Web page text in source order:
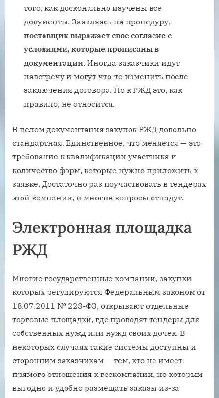
того, как досконально изучены все
документы. Заявляясь на процедуру,
поставщик выражает свое согласие с
условиями, которые прописаны в
документации. Иногда заказчики идут
навстречу и могут что-то изменить после
заключения договора. Но к РЖД это, как
правило, не относится.
В целом документация закупок РЖД довольно
стандартная. Единственное, что меняется — это
требование к квалификации участника и
количество форм, которые нужно приложить к
заявке. Достаточно раз поучаствовать в тендерах
этой компании, и многие вопросы отпадут.
Электронная площадка
РЖД
Многие государственные компании, закупки
которых регулируются Федеральным законом от
18.07.2011 № 223-ФЗ, открывают отдельные
торговые площадки, где проводят тендеры для
собственных нужд или нужд своих дочек. В
некоторых случаях такие системы доступны и
сторонним заказчикам — тем, кто не имеет
прямого отношения к госкомпании, но которым
выгодно и удобно размещать заказы из-за